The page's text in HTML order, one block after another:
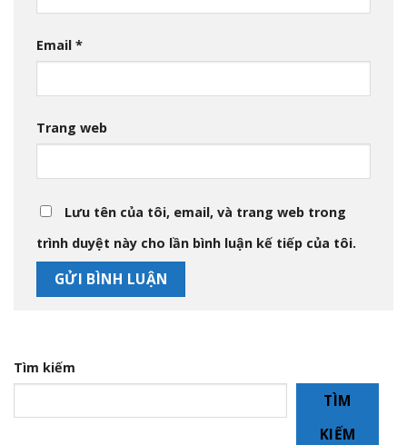
Email *
Trang web
Lưu tên của tôi, email, và trang web trong
trình duyệt này cho lần bình luận kế tiếp của tôi.
Tìm kiếm
TÌM
KIẾM